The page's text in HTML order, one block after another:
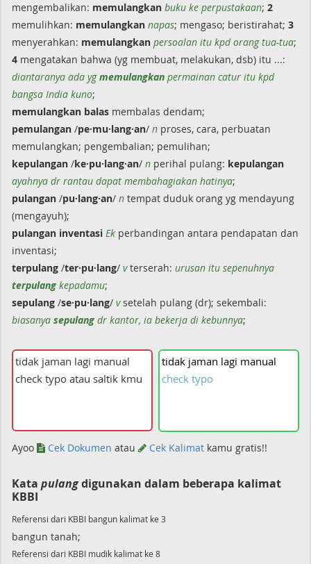
mengembalikan: memulangkan buku ke perpustakaan; 2
memulihkan: memulangkan napas; mengaso; beristirahat; 3
menyerahkan: memulangkan persoalan itu kpd orang tua-tua;
4 mengatakan bahwa (yg membuat, melakukan, dsb) itu ...:
diantaranya ada ygmemulangkan permainan catur itu kpd
bangsa India kuno;
memulangkan balas membalas dendam;
pemulangan /pe·mu·lang·an/ n proses, cara, perbuatan
memulangkan; pengembalian; pemulihan;
kepulangan /ke·pu·lang·an/ n perihal pulang: kepulangan
ayahnya dr rantau dapat membahagiakan hatinya;
pulangan /pu·lang·an/ n tempat duduk orang yg mendayung
(mengayuh);
pulangan inventasi Ek perbandingan antara pendapatan dan
inventasi;
terpulang /ter·pu·lang/ vterserah: urusan itu sepenuhnya
terpulang kepadamu;
sepulang /se·pu·lang/ vsetelah pulang (dr); sekembali:
biasanya sepulang dr kantor, ia bekerja di kebunnya;
tidak jaman lagi manual
check typo
Ayoo Cek Dokumen atau Cek Kalimat kamu gratis!!
Kata pulangdigunakan dalam beberapa kalimat
KBBI
Referensi dari KBBI bangun kalimat ke 3
bangun tanah;
Referensi dari KBBI mudik kalimat ke 8